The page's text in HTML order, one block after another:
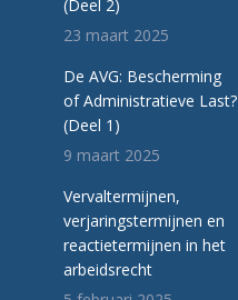
(Deel 2)
23 maart 2025
De AVG: Bescherming
of Administratieve Last?
(Deel 1)
9 maart 2025
Vervaltermijnen,
verjaringstermijnen en
reactietermijnen in het
arbeidsrecht